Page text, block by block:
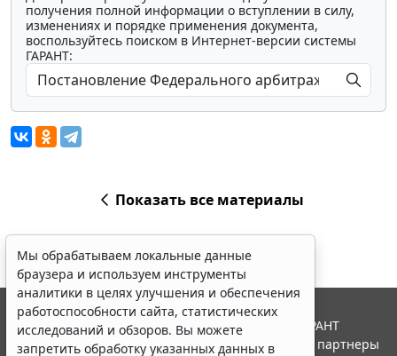
получения полной информации о вступлении в силу,
изменениях и порядке применения документа,
воспользуйтесь поиском в Интернет-версии системы
ГАРАНТ:
Показать все материалы
Мы обрабатываем локальные данные
браузера и используем инструменты
аналитики в целях улучшения и обеспечения
работоспособности сайта, статистических
исследований и обзоров. Вы можете
запретить обработку указанных данных в
© ООО "НПП "ГАРАНТ-СЕРВИС", 2026. Система ГАРАНТ
выпускается с 1990 года. Компания "Гарант" и ее партнеры